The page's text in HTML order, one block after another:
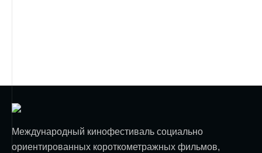
Международный кинофестиваль социально
ориентированных короткометражных фильмов,